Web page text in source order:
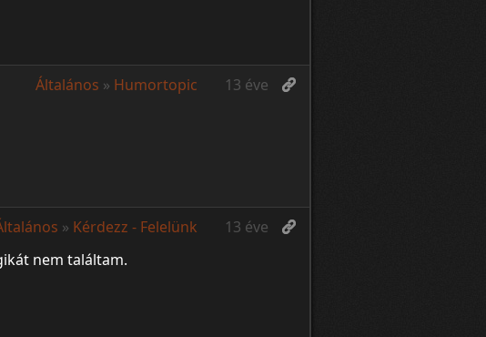
Általános » Humortopic
13 éve
» Kérdezz - Felelünk
13 éve
nem találtam.